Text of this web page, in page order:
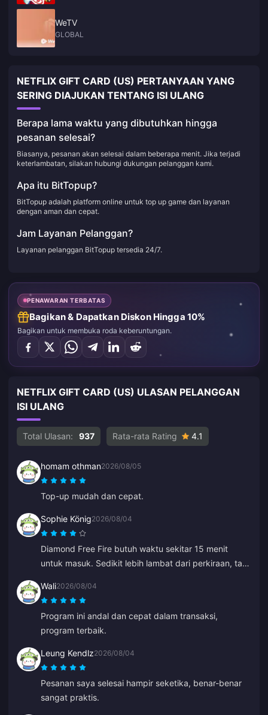
WeTV
GLOBAL
NETFLIX GIFT CARD (US) PERTANYAAN YANG
SERING DIAJUKAN TENTANG ISI ULANG
Berapa lama waktu yang dibutuhkan hingga
pesanan selesai?
Biasanya, pesanan akan selesai dalam beberapa menit. Jika terjadi
keterlambatan, silakan hubungi dukungan pelanggan kami.
Apa itu BitTopup?
BitTopup adalah platform online untuk top up game dan layanan
dengan aman dan cepat.
Jam Layanan Pelanggan?
Layanan pelanggan BitTopup tersedia 24/7.
PENAWARAN TERBATAS
Bagikan & Dapatkan Diskon Hingga 10%
Bagikan untuk membuka roda keberuntungan.
NETFLIX GIFT CARD (US) ULASAN PELANGGAN
ISI ULANG
Total Ulasan: 937 Rata-rata Rating 4.1
homam othman2026/08/05
Top-up mudah dan cepat.
Sophie König2026/08/04
Diamond Free Fire butuh waktu sekitar 15 menit
untuk masuk. Sedikit lebih lambat dari perkiraan, tapi
Wali2026/08/04
Program ini andal dan cepat dalam transaksi,
program terbaik.
Leung Kendlz2026/08/04
Pesanan saya selesai hampir seketika, benar-benar
sangat praktis.